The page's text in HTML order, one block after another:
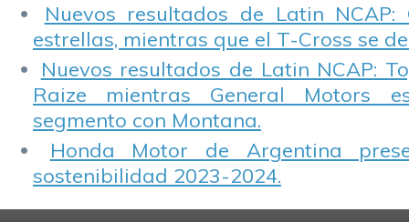
Nuevos resultados de Latin NCAP:
estrellas, mientras que el T-Cross se
Nuevos resultados de Latin NCAP:
Raize mientras General Motors
segmento con Montana.
Honda Motor de Argentina
sostenibilidad 2023-2024.